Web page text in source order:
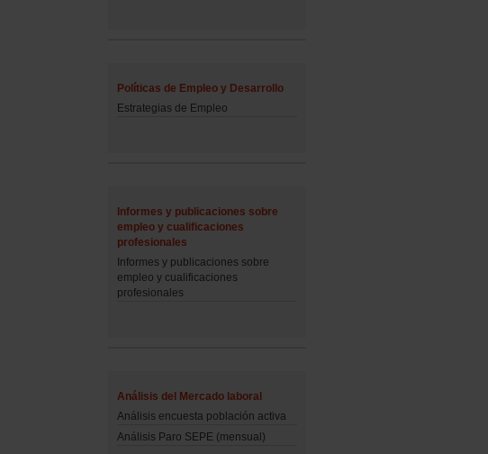
Políticas de Empleo y Desarrollo
Estrategias de Empleo
Informes y publicaciones sobre
empleo y cualificaciones
profesionales
Informes y publicaciones sobre
empleo y cualificaciones
profesionales
Análisis del Mercado laboral
Análisis encuesta población activa
Análisis Paro SEPE (mensual)